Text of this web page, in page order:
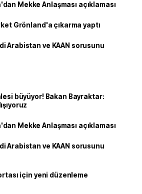
Mekke Anlaşması açıklaması
Grönland'a çıkarma yaptı
Arabistan ve KAAN sorusunu
büyüyor! Bakan Bayraktar:
Mekke Anlaşması açıklaması
Arabistan ve KAAN sorusunu
için yeni düzenleme